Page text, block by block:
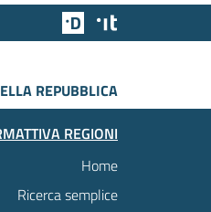
Team Digitale
REPUBBLICA
REGIONI
Home
Ricerca semplice